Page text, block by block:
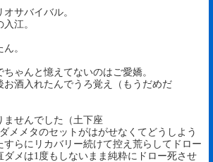
サバイバル。
江。
。
ゃんと憶えてないのはご愛嬌。
お酒入れたんでうろ覚え（もうだめだ
ませんでした（土下座
メメタのセットがはがせなくてどうしよう
すらにリカバリー続けて控え荒らしてドロー
ダメは1度もしないまま純粋にドロー死させ